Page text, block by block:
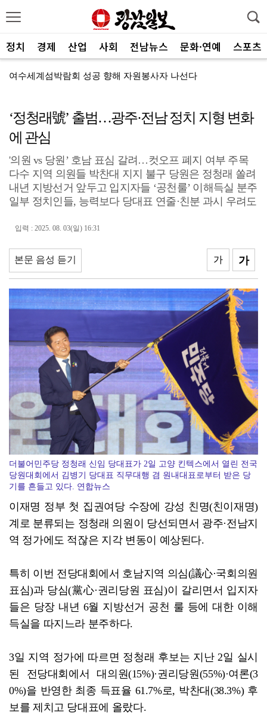
정치 경제 산업 사회 전남뉴스 문화·연예 스포츠
여수세계섬박람회 성공 향해 자원봉사자 나선다
전남광주특별시, 체류형 산림관광 키운다
중기부, 지방소멸 대응 유공자 찾는다
광산구자원봉사센터, 폭염 대응 통합자원지원단 활동
ACC '아시아의 장치들'전···누적 관람객 10만명 ...
SOOP 수퍼스, 고의정·서지혜 영입…전력 보강
광주자치경찰, ‘제11기 청년 서포터즈’ 112명 모집
중진공, 유망 중소기업 최대 20억 성장자금
‘정청래號’ 출범…광주·전남 정치 지형 변화
에 관심
'의원 vs 당원’ 호남 표심 갈려…컷오프 폐지 여부 주목
다수 지역 의원들 박찬대 지지 불구 당원은 정청래 쏠려
내년 지방선거 앞두고 입지자들 ‘공천룰’ 이해득실 분주
일부 정치인들, 능력보다 당대표 연줄·친분 과시 우려도
입력 : 2025. 08. 03(일) 16:31
본문 음성 듣기 가
가
더불어민주당 정청래 신임 당대표가 2일 고양 킨텍스에서 열린 전국
당원대회에서 김병기 당대표 직무대행 겸 원내대표로부터 받은 당
기를 흔들고 있다. 연합뉴스
이재명 정부 첫 집권여당 수장에 강성 친명(친이재명)
계로 분류되는 정청래 의원이 당선되면서 광주·전남지
역 정가에도 적잖은 지각 변동이 예상된다.
특히 이번 전당대회에서 호남지역 의심(議心·국회의원
표심)과 당심(黨心·권리당원 표심)이 갈리면서 입지자
들은 당장 내년 6월 지방선거 공천 룰 등에 대한 이해
득실을 따지느라 분주하다.
3일 지역 정가에 따르면 정청래 후보는 지난 2일 실시
된 전당대회에서 대의원(15%)·권리당원(55%)·여론(3
0%)을 반영한 최종 득표율 61.7%로, 박찬대(38.3%) 후
보를 제치고 당대표에 올랐다.